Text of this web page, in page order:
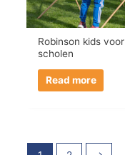
Robinson kids voor
scholen
Read more